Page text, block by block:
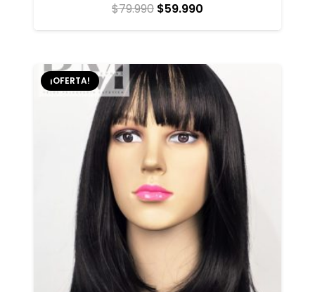
$79.990 El
precio
era:
$79.990.
$59.990
precio
es:
$59.990.
¡OFERTA!